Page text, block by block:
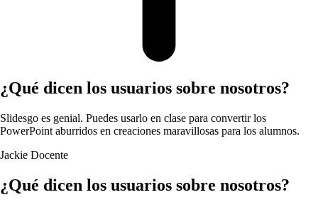
¿Qué dicen los usuarios sobre nosotros?
Slidesgo es genial. Puedes usarlo en clase para convertir los
PowerPoint aburridos en creaciones maravillosas para los alumnos.
Jackie Docente
¿Qué dicen los usuarios sobre nosotros?